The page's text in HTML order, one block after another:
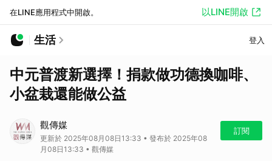
在LINE應用程式中開啟。 以LINE開啟
生活 登入
中元普渡新選擇！捐款做功德換咖啡、
小盆栽還能做公益
觀傳媒
更新於 2025年08月08日13:33 • 發布於 2025年08
月08日13:33 • 觀傳媒
訂閱